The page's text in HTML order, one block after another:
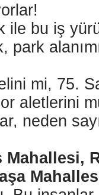
ile bu iş
park
mi, 75.
aletlerini
neden